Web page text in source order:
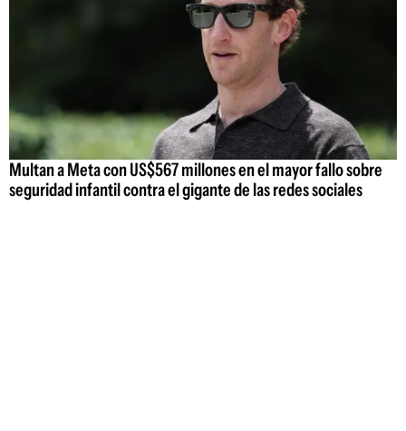
Multan a Meta con US$567 millones en el mayor fallo sobre
seguridad infantil contra el gigante de las redes sociales